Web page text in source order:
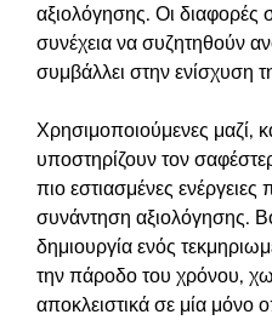
αξιολόγησης. Οι διαφορές
συνέχεια να συζητηθούν
συμβάλλει στην ενίσχυση
Χρησιμοποιούμενες μαζί,
υποστηρίζουν τον
πιο εστιασμένες
συνάντηση αξιολόγησης.
δημιουργία ενός
την πάροδο του χρόνου,
αποκλειστικά σε μία μόνο